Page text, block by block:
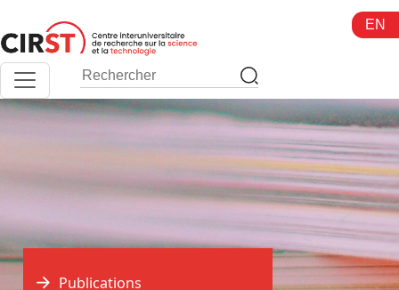
au
contenu
EN
Publications